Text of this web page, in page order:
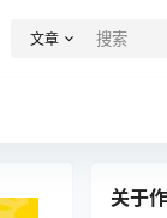
文章
关于